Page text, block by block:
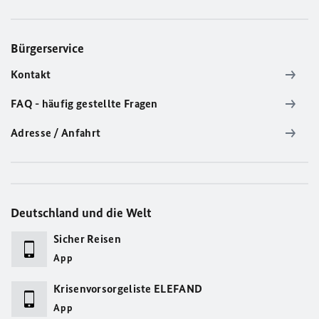
Bürgerservice
Kontakt
FAQ - häufig gestellte Fragen
Adresse / Anfahrt
Deutschland und die Welt
Sicher Reisen
App
Krisenvorsorgeliste ELEFAND
App